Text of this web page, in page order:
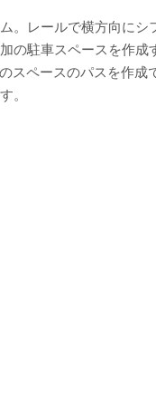
。レールで横方向にシ
の駐車スペースを作成
スペースのパスを作成
。